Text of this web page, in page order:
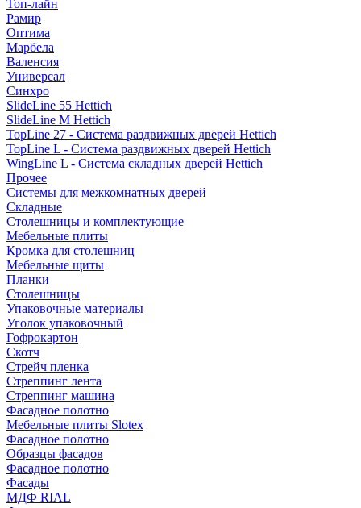
Топ-лайн
Рамир
Оптима
Марбела
Валенсия
Универсал
Синхро
SlideLine 55 Hettich
SlideLine M Hettich
TopLine 27 - Система раздвижных дверей Hettich
TopLine L - Система раздвижных дверей Hettich
WingLine L - Система складных дверей Hettich
Прочее
Системы для межкомнатных дверей
Складные
Столешницы и комплектующие
Мебельные плиты
Кромка для столешниц
Мебельные щиты
Планки
Столешницы
Упаковочные материалы
Уголок упаковочный
Гофрокартон
Скотч
Стрейч пленка
Стреппинг лента
Стреппинг машина
Фасадное полотно
Мебельные плиты Slotex
Фасадное полотно
Образцы фасадов
Фасадное полотно
Фасады
МДФ RIAL